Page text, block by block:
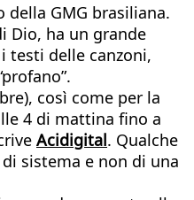
della GMG brasiliana.
Dio, ha un grande
testi delle canzoni,
così come per la
4 di mattina fino a
Acidigital. Qualche
sistema e non di una